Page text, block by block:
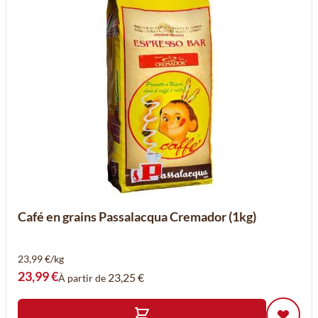
Café en grains Passalacqua Cremador (1kg)
23,99 €/kg
23,99 €À partir de 23,25 €